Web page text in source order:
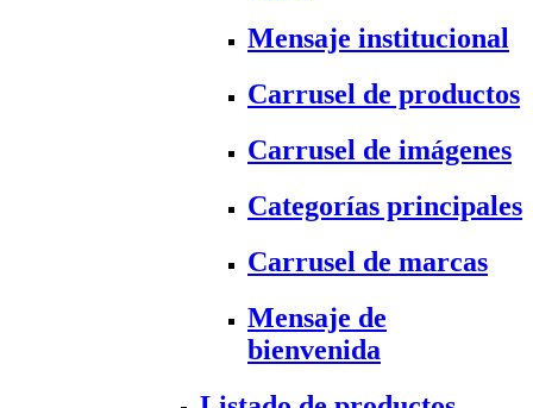
Mensaje institucional
Carrusel de productos
Carrusel de imágenes
Categorías principales
Carrusel de marcas
Mensaje de
bienvenida